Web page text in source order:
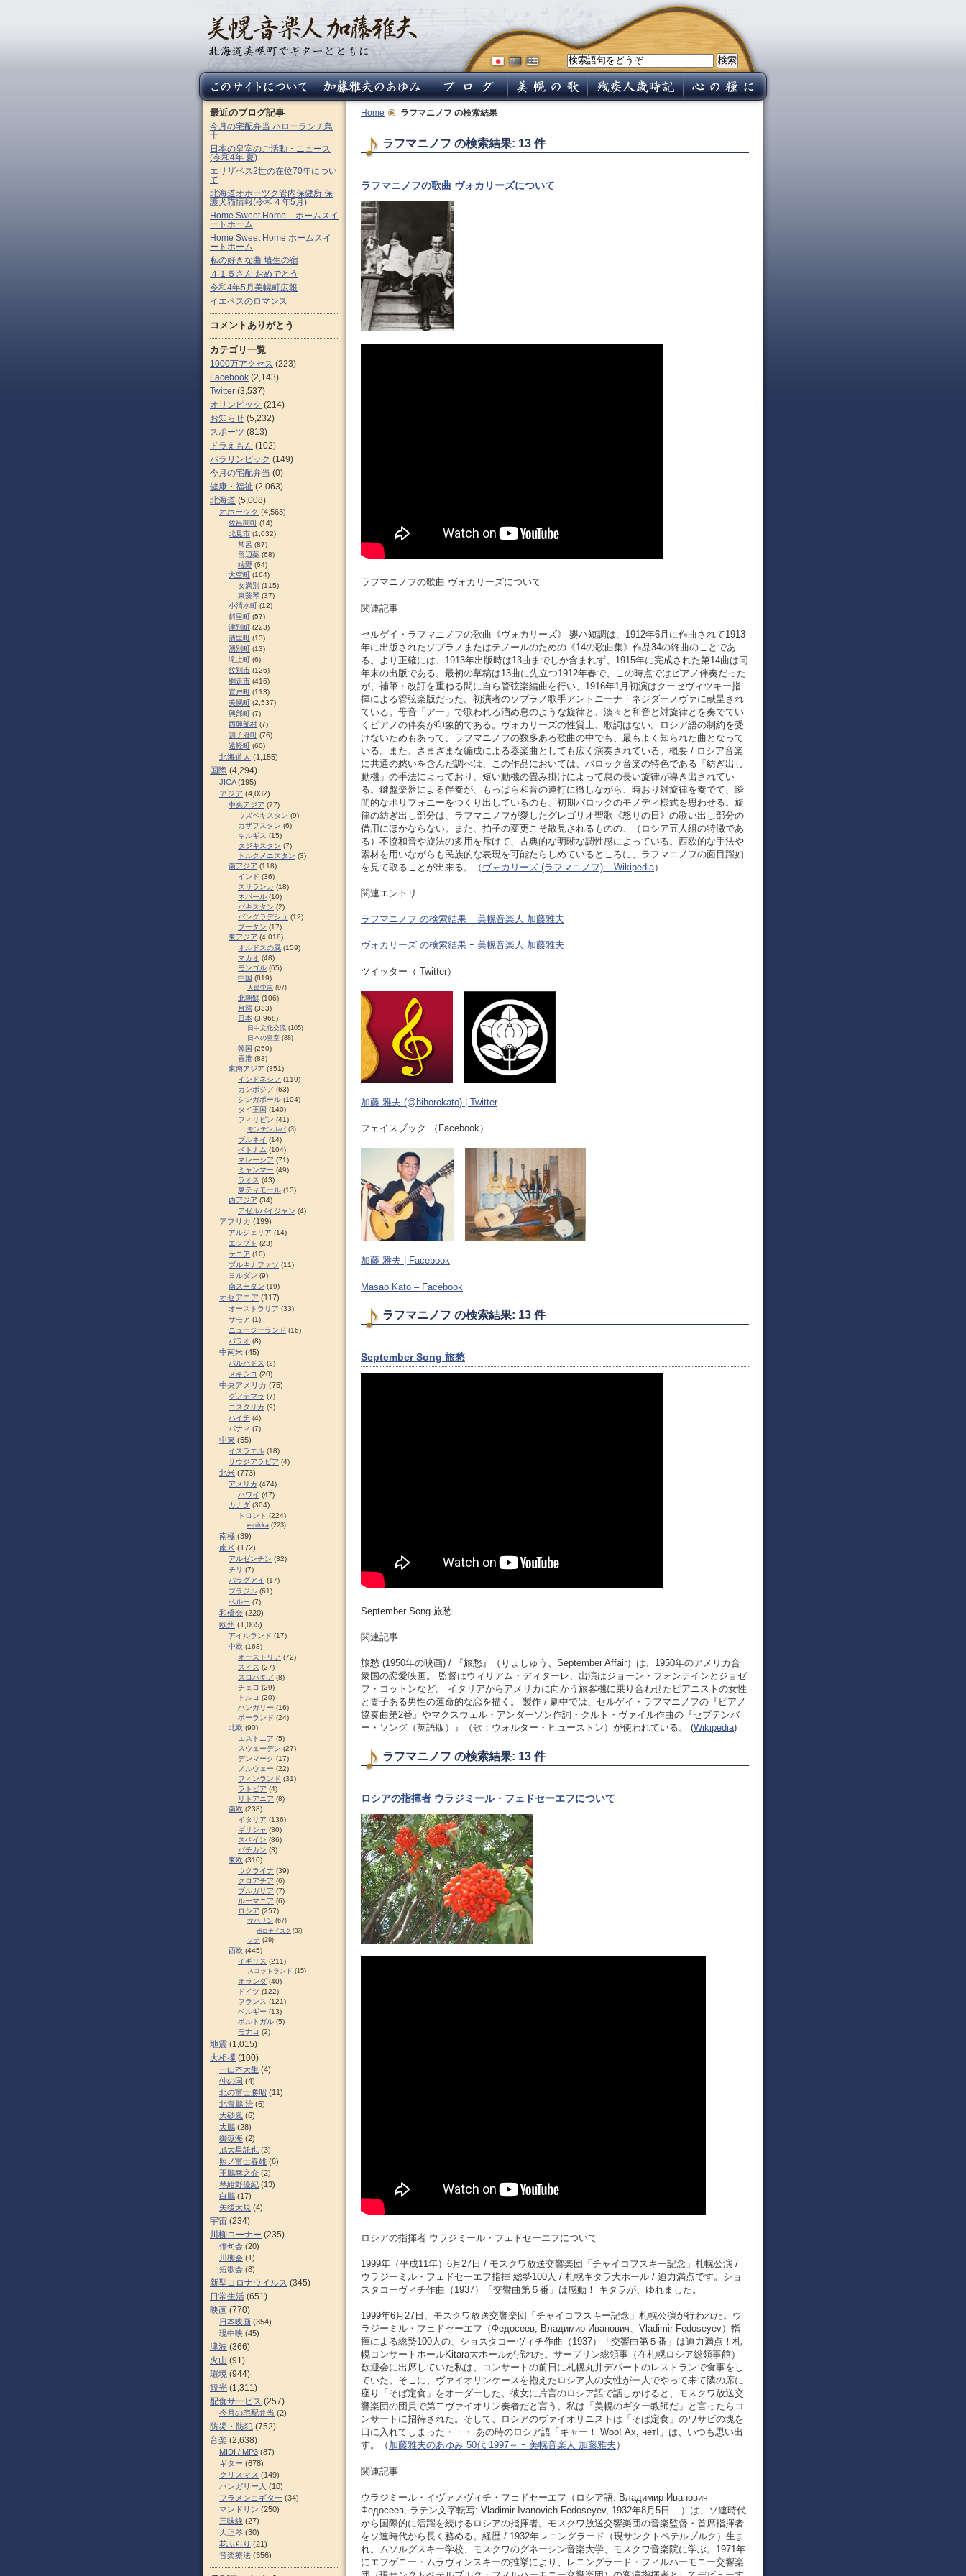
Home ラフマニノフ の検索結果
ラフマニノフ の検索結果: 13 件
ラフマニノフの歌曲 ヴォカリーズについて
ラフマニノフの歌曲 ヴォカリーズについて
関連記事
セルゲイ・ラフマニノフの歌曲《ヴォカリーズ》 嬰ハ短調は、1912年6月に作曲されて1913
年に出版されたソプラノまたはテノールのための《14の歌曲集》作品34の終曲のことであ
る。より正確には、1913年出版時は13曲までしか含まれず、1915年に完成された第14曲は同
年末の出版である。最初の草稿は13曲に先立つ1912年春で、この時点ではピアノ伴奏だった
が、補筆・改訂を重ねる間に自ら管弦楽編曲を行い、1916年1月初演はクーセヴィツキー指
揮による管弦楽版だった。初演者のソプラノ歌手アントニーナ・ネジダーノヴァに献呈され
ている。母音「アー」で歌われる溜め息のような旋律と、淡々と和音と対旋律とを奏でてい
くピアノの伴奏が印象的である。ヴォカリーズの性質上、歌詞はない。ロシア語の制約を受
けないためもあって、ラフマニノフの数多ある歌曲の中でも、最もよく知られた曲となって
いる。また、さまざまな編成による器楽曲としても広く演奏されている。概要 / ロシア音楽
に共通の愁いを含んだ調べは、この作品においては、バロック音楽の特色である「紡ぎ出し
動機」の手法によっており、短い動機の畳み掛けによって息の長い旋律が導き出されてい
る。鍵盤楽器による伴奏が、もっぱら和音の連打に徹しながら、時おり対旋律を奏でて、瞬
間的なポリフォニーをつくり出しているのも、初期バロックのモノディ様式を思わせる。旋
律の紡ぎ出し部分は、ラフマニノフが愛したグレゴリオ聖歌《怒りの日》の歌い出し部分の
借用にほかならない。また、拍子の変更こそ散見されるものの、（ロシア五人組の特徴であ
る）不協和音や旋法の多用を斥けて、古典的な明晰な調性感によっている。西欧的な手法や
素材を用いながらも民族的な表現を可能たらしめているところに、ラフマニノフの面目躍如
を見て取ることが出来る。（ ヴォカリーズ (ラフマニノフ) – Wikipedia）
関連エントリ
ラフマニノフ の検索結果 ｰ 美幌音楽人 加藤雅夫
ヴォカリーズ の検索結果 ｰ 美幌音楽人 加藤雅夫
ツイッター（ Twitter）
加藤 雅夫 (@bihorokato) | Twitter
フェイスブック （Facebook）
加藤 雅夫 | Facebook
Masao Kato – Facebook
ラフマニノフ の検索結果: 13 件
September Song 旅愁
September Song 旅愁
関連記事
旅愁 (1950年の映画) / 『旅愁』（りょしゅう、September Affair）は、1950年のアメリカ合
衆国の恋愛映画。 監督はウィリアム・ディターレ、出演はジョーン・フォンテインとジョゼ
フ・コットンなど。 イタリアからアメリカに向かう旅客機に乗り合わせたピアニストの女性
と妻子ある男性の運命的な恋を描く。 製作 / 劇中では、セルゲイ・ラフマニノフの『ピアノ
協奏曲第2番』やマクスウェル・アンダーソン作詞・クルト・ヴァイル作曲の『セプテンバ
ー・ソング（英語版）』（歌：ウォルター・ヒューストン）が使われている。 (Wikipedia)
ラフマニノフ の検索結果: 13 件
ロシアの指揮者 ウラジミール・フェドセーエフについて
ロシアの指揮者 ウラジミール・フェドセーエフについて
1999年（平成11年）6月27日 / モスクワ放送交響楽団「チャイコフスキー記念」札幌公演 /
ウラジーミル・フェドセーエフ指揮 総勢100人 / 札幌キタラ大ホール / 迫力満点です。ショ
スタコーヴィチ作曲（1937）「交響曲第５番」は感動！ キタラが、ゆれました。
1999年6月27日、モスクワ放送交響楽団「チャイコフスキー記念」札幌公演が行われた。ウ
ラジーミル・フェドセーエフ（Федосеев, Владимир Иванович、Vladimir Fedoseyev）指
揮による総勢100人の、ショスタコーヴィチ作曲（1937）「交響曲第５番」は迫力満点！札
幌コンサートホールKitara大ホールが揺れた。サープリン総領事（在札幌ロシア総領事館）
歓迎会に出席していた私は、コンサートの前日に札幌丸井デパートのレストランで食事をし
ていた。そこに、ヴァイオリンケースを抱えたロシア人の女性が一人でやって来て隣の席に
座り「そば定食」をオーダーした。彼女に片言のロシア語で話しかけると、モスクワ放送交
響楽団の団員で第二ヴァイオリン奏者だと言う。私は「美幌のギター教師だ」と言ったらコ
ンサートに招待された。そして、ロシアのヴァイオリニストは「そば定食」のワサビの塊を
口に入れてしまった・・・ あの時のロシア語「キャー！ Woo! Ах, нет!」は、いつも思い出
す。（ 加藤雅夫のあゆみ 50代 1997～ ｰ 美幌音楽人 加藤雅夫 ）
関連記事
ウラジミール・イヴァノヴィチ・フェドセーエフ（ロシア語: Владимир Иванович
Федосеев, ラテン文字転写: Vladimir Ivanovich Fedoseyev, 1932年8月5日 – ）は、ソ連時代
から国際的に活躍を続けるロシアの指揮者。モスクワ放送交響楽団の音楽監督・首席指揮者
をソ連時代から長く務める。経歴 / 1932年レニングラード（現サンクトペテルブルク）生ま
れ。ムソルグスキー学校、モスクワのグネーシン音楽大学、モスクワ音楽院に学ぶ。1971年
にエフゲニー・ムラヴィンスキーの推挙により、レニングラード・フィルハーモニー交響楽
最近のブログ記事
今月の宅配弁当 ハローランチ鳥
十
日本の皇室のご活動・ニュース
(令和4年 夏)
エリザベス2世の在位70年につい
て
北海道オホーツク管内保健所 保
護犬猫情報(令和４年5月)
Home Sweet Home – ホームスイ
ートホーム
Home Sweet Home ホームスイ
ートホーム
私の好きな曲 埴生の宿
４１５さん おめでとう
令和4年5月美幌町広報
イエペスのロマンス
コメントありがとう
カテゴリ一覧
1000万アクセス (223)
Facebook (2,143)
Twitter (3,537)
オリンピック (214)
お知らせ (5,232)
スポーツ (813)
ドラえもん (102)
パラリンピック (149)
今月の宅配弁当 (0)
健康・福祉 (2,063)
北海道 (5,008)
オホーツク (4,563)
佐呂間町 (14)
北見市 (1,032)
常呂 (87)
留辺蘂 (68)
端野 (64)
大空町 (164)
女満別 (115)
東藻琴 (37)
小清水町 (12)
斜里町 (57)
津別町 (223)
清里町 (13)
湧別町 (13)
滝上町 (6)
紋別市 (126)
網走市 (416)
置戸町 (113)
美幌町 (2,537)
興部町 (7)
西興部村 (7)
訓子府町 (76)
遠軽町 (60)
北海道人 (1,155)
国際 (4,294)
JICA(195)
アジア (4,032)
中央アジア (77)
ウズベキスタン (9)
カザフスタン (6)
キルギス (15)
タジキスタン (7)
トルクメニスタン (3)
南アジア (118)
インド (36)
スリランカ (18)
ネパール (10)
パキスタン (2)
バングラデシュ (12)
ブータン (17)
東アジア (4,018)
オルドスの風 (159)
マカオ (48)
モンゴル (65)
中国 (819)
人民中国 (97)
北朝鮮 (106)
台湾 (333)
日本 (3,968)
日中文化交流 (105)
日本の皇室 (88)
韓国 (250)
香港 (83)
東南アジア (351)
インドネシア (119)
カンボジア (63)
シンガポール (104)
タイ王国 (140)
フィリピン (41)
モンテンルパ (3)
ブルネイ (14)
ベトナム (104)
マレーシア (71)
ミャンマー (49)
ラオス (43)
東ティモール (13)
西アジア (34)
アゼルバイジャン (4)
アフリカ (199)
アルジェリア (14)
エジプト (23)
ケニア (10)
ブルキナファソ (11)
ヨルダン (9)
南スーダン (19)
オセアニア (117)
オーストラリア (33)
サモア (1)
ニュージーランド (16)
パラオ (8)
中南米 (45)
バルバドス (2)
メキシコ (20)
中央アメリカ (75)
グアテマラ (7)
コスタリカ (9)
ハイチ (4)
パナマ (7)
中東 (55)
イスラエル (18)
サウジアラビア (4)
北米 (773)
アメリカ (474)
ハワイ (47)
カナダ (304)
トロント (224)
e-nikka (223)
南極 (39)
南米 (172)
アルゼンチン (32)
チリ (7)
パラグアイ (17)
ブラジル (61)
ペルー (7)
和僑会 (220)
欧州 (1,065)
アイルランド (17)
中欧 (168)
オーストリア (72)
スイス (27)
スロパキア (8)
チェコ (29)
トルコ (20)
ハンガリー (16)
ポーランド (24)
北欧 (90)
エストニア (5)
スウェーデン (27)
デンマーク (17)
ノルウェー (22)
フィンランド (31)
ラトビア (4)
リトアニア (8)
南欧 (238)
イタリア (136)
ギリシャ (30)
スペイン (86)
バチカン (3)
東欧 (310)
ウクライナ (39)
クロアチア (6)
ブルガリア (7)
ルーマニア (6)
ロシア (257)
サハリン (67)
ポロナイスク (37)
ソチ (29)
西欧 (445)
イギリス (211)
スコットランド (15)
オランダ (40)
ドイツ (122)
フランス (121)
ベルギー (13)
ポルトガル (5)
モナコ (2)
地震 (1,015)
大相撲 (100)
一山本大生 (4)
仲の国 (4)
北の富士勝昭 (11)
北青鵬 治 (6)
大砂嵐 (6)
大鵬 (28)
御嶽海 (2)
旭大星託也 (3)
照ノ富士春雄 (6)
王鵬幸之介 (2)
琴紺野優紀 (13)
白鵬 (17)
矢後太規 (4)
宇宙 (234)
川柳コーナー (235)
俳句会 (20)
川柳会 (1)
短歌会 (8)
新型コロナウイルス (345)
日常生活 (651)
映画 (770)
日本映画 (354)
現中映 (45)
津波 (366)
火山 (91)
環境 (944)
観光 (1,311)
配食サービス (257)
今月の宅配弁当 (2)
防災・防犯 (752)
音楽 (2,638)
MIDI / MP3 (87)
ギター (678)
クリスマス (149)
ハンガリー人 (10)
フラメンコギター (34)
マンドリン (250)
三味線 (27)
大正琴 (30)
花ふらり (21)
音楽療法 (356)